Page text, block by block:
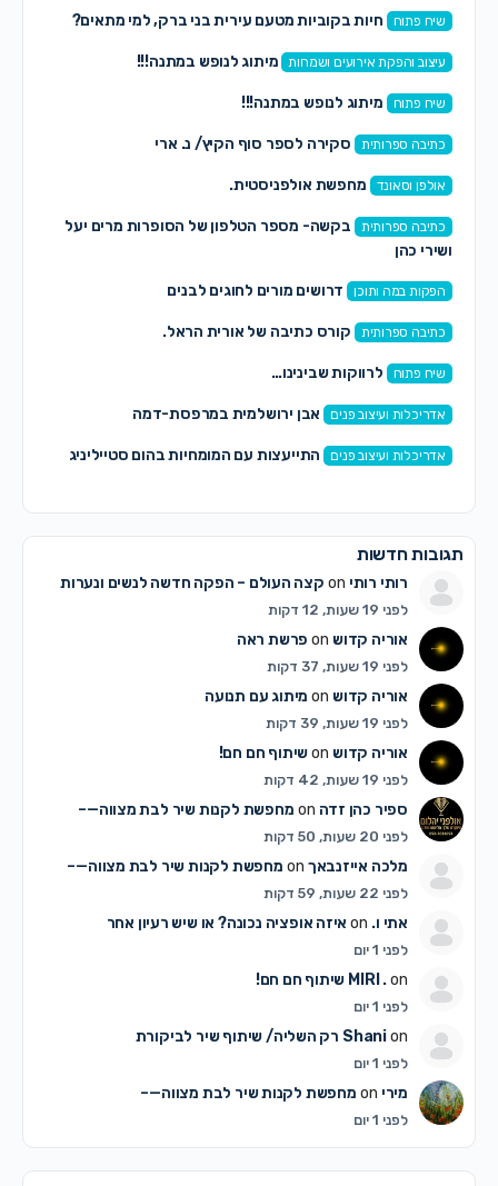
שיח פתוח חיות בקוביות מטעם עירית בני ברק, למי מתאים?
עיצוב והפקת אירועים ושמחות מיתוג לנופש במתנה!!!
שיח פתוח מיתוג לנופש במתנה!!!
כתיבה ספרותית סקירה לספר סוף הקיץ/ נ. ארי
אולפן וסאונד מחפשת אולפניסטית.
כתיבה ספרותית
בקשה- מספר הטלפון של הסופרות מרים יעל
ושירי כהן
הפקות במה ותוכן דרושים מורים לחוגים לבנים
כתיבה ספרותית קורס כתיבה של אורית הראל.
שיח פתוח לרווקות שבינינו…
אדריכלות ועיצוב פנים אבן ירושלמית במרפסת-דמה
אדריכלות ועיצוב פנים התייעצות עם המומחיות בהום סטייליניג
תגובות חדשות
רותי רותיon קצה העולם – הפקה חדשה לנשים ונערות
לפני 19 שעות, 12 דקות
אוריה קדושon פרשת ראה
לפני 19 שעות, 37 דקות
אוריה קדושon מיתוג עם תנועה
לפני 19 שעות, 39 דקות
אוריה קדושon שיתוף חם חם!
לפני 19 שעות, 42 דקות
ספיר כהן זדהon מחפשת לקנות שיר לבת מצווה—–
לפני 20 שעות, 50 דקות
מלכה אייזנבאךon מחפשת לקנות שיר לבת מצווה—–
לפני 22 שעות, 59 דקות
אתי ו.on איזה אופציה נכונה? או שיש רעיון אחר
לפני 1 יום
MIRI .on שיתוף חם חם!
לפני 1 יום
Shanion רק השליה/ שיתוף שיר לביקורת
לפני 1 יום
מיריon מחפשת לקנות שיר לבת מצווה—–
לפני 1 יום